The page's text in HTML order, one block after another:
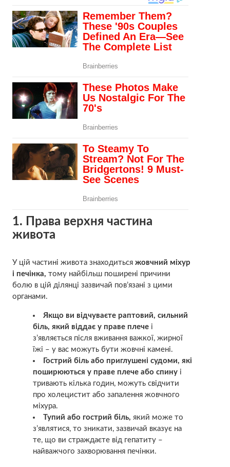
1. Права верхня частина
живота
У цій частині живота знаходиться жовчний міхур
і печінка, тому найбільш поширені причини
болю в цій ділянці зазвичай пов’язані з цими
органами.
Якщо ви відчуваєте раптовий, сильний
біль, який віддає у праве плечеі
з’являється після вживання важкої, жирної
їжі – у вас можуть бути жовчні камені.
Гострий біль або приглушені судоми, які
поширюються у праве плече або спинуі
тривають кілька годин, можуть свідчити
про холециститабо запалення жовчного
міхура.
Тупий або гострий біль, який може то
з’являтися, то зникати, зазвичай вказує на
те, що ви страждаєте від гепатиту–
найважчого захворювання печінки.